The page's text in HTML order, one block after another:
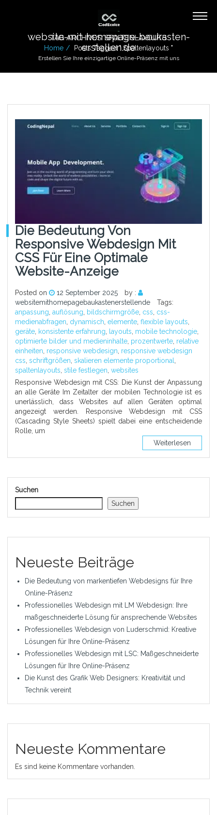
website-mit-homepage-baukasten-
erstellen.de
Erstellen Sie Ihre einzigartige Online-Präsenz mit uns
TAG ARCHIVES: SPALTENLAYOUTS
Home Posts Tagged " Spaltenlayouts "
Die Bedeutung Von
Responsive Webdesign Mit
CSS Für Eine Optimale
Website-Anzeige
Posted on 12 September 2025
by :
websitemithomepagebaukastenerstellende
Tags:
anpassung auflösung bildschirmgröße css css-
medienabfragen dynamisch elemente flexible layouts
geräte konsistente erfahrung layouts mobile technologie
optimierte bilder und medieninhalte prozentwerte relative
einheiten responsive webdesign responsive webdesign
css schriftgrößen skalieren elemente proportional
spaltenlayouts stile festlegen websites
Responsive Webdesign mit CSS: Die Kunst der Anpassung
an alle Geräte Im Zeitalter der mobilen Technologie ist es
unerlässlich, dass Websites auf allen Geräten optimal
angezeigt werden. Responsive Webdesign mit CSS
(Cascading Style Sheets) spielt dabei eine entscheidende
Rolle, um
Weiterlesen
Suchen
Suchen
Neueste Beiträge
Die Bedeutung von markentiefen Webdesigns für Ihre
Online-Präsenz
Professionelles Webdesign mit LM Webdesign: Ihre
maßgeschneiderte Lösung für ansprechende Websites
Professionelles Webdesign von Luderschmid: Kreative
Lösungen für Ihre Online-Präsenz
Professionelles Webdesign mit LSC: Maßgeschneiderte
Lösungen für Ihre Online-Präsenz
Die Kunst des Grafik Web Designers: Kreativität und
Technik vereint
Neueste Kommentare
Es sind keine Kommentare vorhanden.